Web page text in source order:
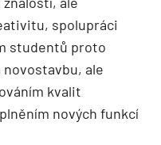
spolupráci
studentů proto
ale
kvalit
nových funkcí